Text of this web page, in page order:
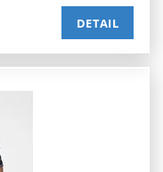
DETAIL